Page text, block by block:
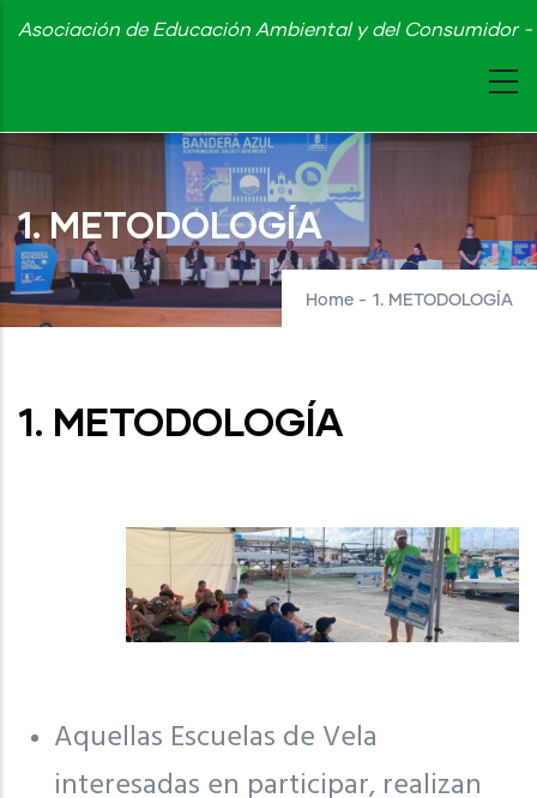
Skip
content
Asociación de Educación Ambiental y del Consumidor
1. METODOLOGÍA
Home - 1. METODOLOGÍA
1. METODOLOGÍA
Aquellas Escuelas de Vela
interesadas en participar, realizan